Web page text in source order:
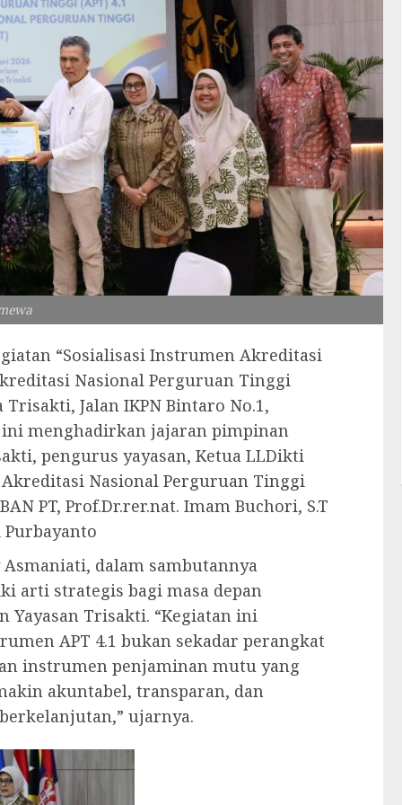
“Sosialisasi Instrumen Akreditasi
Nasional Perguruan Tinggi
Jalan IKPN Bintaro No.1,
ini menghadirkan jajaran pimpinan
pengurus yayasan, Ketua LLDikti
Nasional Perguruan Tinggi
PT, Prof.Dr.rer.nat. Imam Buchori, S.T
dalam sambutannya
arti strategis bagi masa depan
Trisakti. “Kegiatan ini
APT 4.1 bukan sekadar perangkat
instrumen penjaminan mutu yang
akuntabel, transparan, dan
ujarnya.